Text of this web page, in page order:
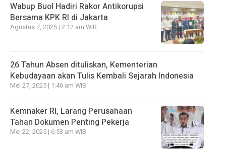
Wabup Buol Hadiri Rakor Antikorupsi
Bersama KPK RI di Jakarta
Agustus 7, 2025 | 2:12 am WIB
26 Tahun Absen dituliskan, Kementerian
Kebudayaan akan Tulis Kembali Sejarah Indonesia
Mei 27, 2025 | 1:46 am WIB
Kemnaker RI, Larang Perusahaan
Tahan Dokumen Penting Pekerja
Mei 22, 2025 | 6:53 am WIB